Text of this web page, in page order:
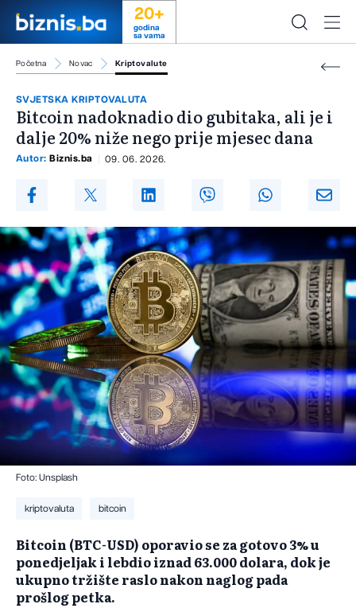
20+
godina
sa vama
Početna Novac Kriptovalute
SVJETSKA KRIPTOVALUTA
Bitcoin nadoknadio dio gubitaka, ali je i
dalje 20% niže nego prije mjesec dana
Autor: Biznis.ba 09. 06. 2026.
Foto: Unsplash
kriptovaluta bitcoin
Bitcoin (BTC-USD) oporavio se za gotovo 3% u
ponedjeljak i lebdio iznad 63.000 dolara, dok je
ukupno tržište raslo nakon naglog pada
prošlog petka.